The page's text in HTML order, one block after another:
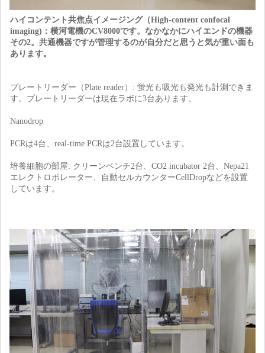
ハイコンテント共焦点イメージング（High-content confocal
imaging)：横河電機のCV8000です。なかなかにハイエンドの機器
その2。共通機器ですが管理するのが自分だと思うと気が重い面も
あります。
プレートリーダー（Plate reader）: 蛍光も吸光も発光も計測できま
す。プレートリーダーは現在ラボに3台あります。
Nanodrop
PCRは4台、real-time PCRは2台設置しています。
培養細胞の部屋: クリーンベンチ2台、CO2 incubator 2台、Nepa21
エレクトロポレーター、自動セルカウンターCellDropなどを設置
しています。